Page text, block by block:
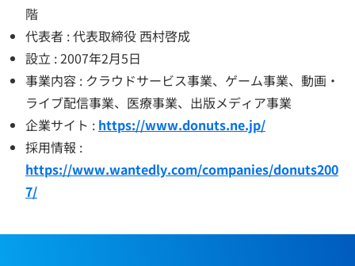
階
代表者 : 代表取締役 西村啓成
設立 : 2007年2月5日
事業内容 : クラウドサービス事業、ゲーム事業、動画・
ライブ配信事業、医療事業、出版メディア事業
企業サイト : https://www.donuts.ne.jp/
採用情報 :
https://www.wantedly.com/companies/donuts200
7/